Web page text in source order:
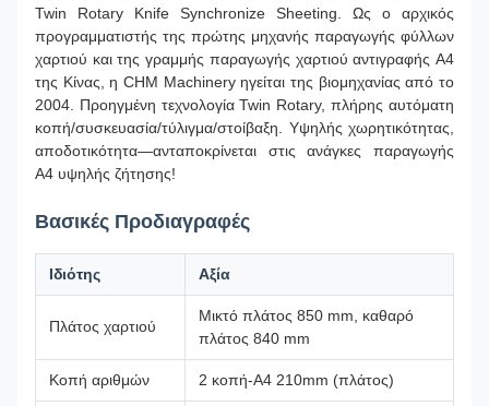
Twin Rotary Knife Synchronize Sheeting. Ως ο αρχικός
προγραμματιστής της πρώτης μηχανής παραγωγής φύλλων
χαρτιού και της γραμμής παραγωγής χαρτιού αντιγραφής A4
της Κίνας, η CHM Machinery ηγείται της βιομηχανίας από το
2004. Προηγμένη τεχνολογία Twin Rotary, πλήρης αυτόματη
κοπή/συσκευασία/τύλιγμα/στοίβαξη. Υψηλής χωρητικότητας,
αποδοτικότητα—ανταποκρίνεται στις ανάγκες παραγωγής
A4 υψηλής ζήτησης!
Βασικές Προδιαγραφές
Ιδιότης Αξία
Πλάτος χαρτιού
Μικτό πλάτος 850 mm, καθαρό
πλάτος 840 mm
Κοπή αριθμών 2 κοπή-A4 210mm (πλάτος)